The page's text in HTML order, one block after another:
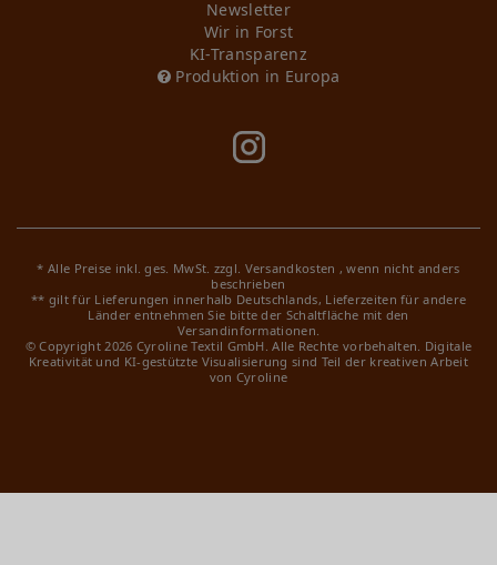
Newsletter
Wir in Forst
KI-Transparenz
Produktion in Europa
* Alle Preise inkl. ges. MwSt. zzgl. Versandkosten , wenn nicht anders
beschrieben
** gilt für Lieferungen innerhalb Deutschlands, Lieferzeiten für andere
Länder entnehmen Sie bitte der Schaltfläche mit den
Versandinformationen.
© Copyright 2026 Cyroline Textil GmbH. Alle Rechte vorbehalten. Digitale
Kreativität und KI-gestützte Visualisierung sind Teil der kreativen Arbeit
von Cyroline